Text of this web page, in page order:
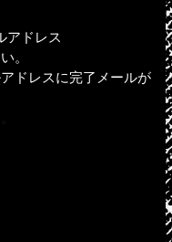
アドレス
。
ドレスに完了メールが